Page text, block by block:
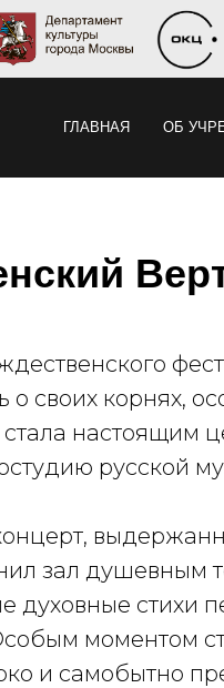
ГЛАВНАЯ ОБ
о своих корнях,
настоящим
русской
зал душевным
духовные стихи
моментом
и самобытно